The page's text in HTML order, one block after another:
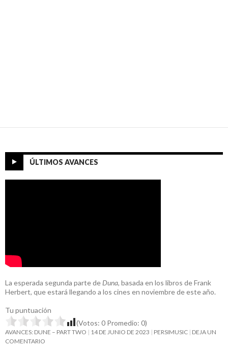
ÚLTIMOS AVANCES
La esperada segunda parte de Duna, basada en los libros de Frank
Herbert, que estará llegando a los cines en noviembre de este año.
Tu puntuación
(Votos: 0 Promedio: 0)
AVANCES: DUNE – PART TWO 14 DE JUNIO DE 2023 PERSIMUSIC DEJA UN
COMENTARIO